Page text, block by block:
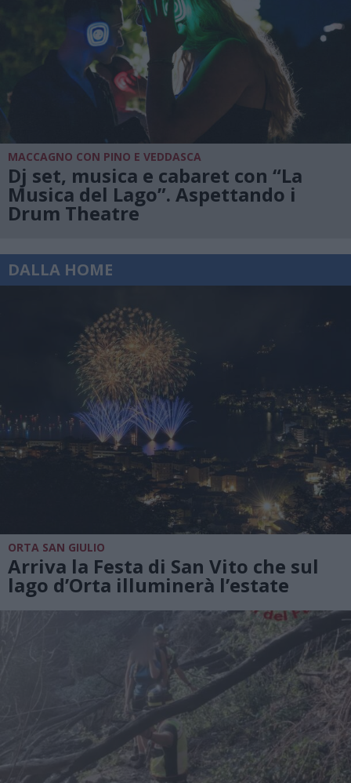
MACCAGNO CON PINO E VEDDASCA
Dj set, musica e cabaret con “La
Musica del Lago”. Aspettando i
Drum Theatre
DALLA HOME
ORTA SAN GIULIO
Arriva la Festa di San Vito che sul
lago d’Orta illuminerà l’estate